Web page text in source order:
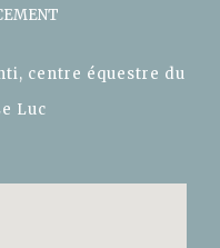
centre équestre du
Luc